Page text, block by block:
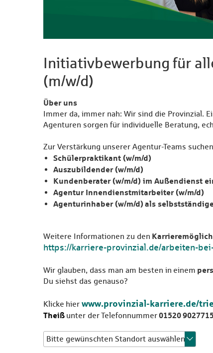
Initiativbewerbung für
(m/w/d)
Über uns
Immer da, immer nah: Wir sind die Provinzial.
Agenturen sorgen für individuelle Beratung,
Zur Verstärkung unserer Agentur-Teams
Schülerpraktikant (w/m/d)
Auszubildender (w/m/d)
Kundenberater (w/m/d) im Außendienst
Agentur Innendienstmitarbeiter (w/m/d)
Agenturinhaber (w/m/d) als
Weitere Informationen zu den
https://karriere-provinzial.de/arbeiten-
Wir glauben, dass man am besten in einem
Du siehst das genauso?
Klicke hier www.provinzial-karriere.de/
Theiß unter der Telefonnummer01520 9027715
Bitte gewünschten Standort auswählen